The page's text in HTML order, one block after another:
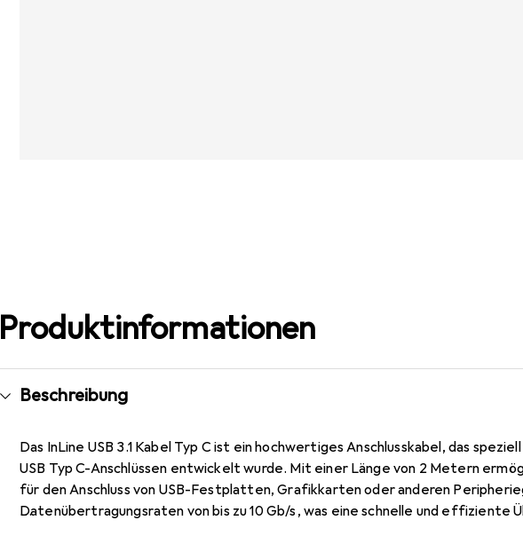
Produktinformationen
Beschreibung
Das InLine USB 3.1 Kabel Typ C ist ein hochwertiges Anschlusskabel, das
USB Typ C-Anschlüssen entwickelt wurde. Mit einer Länge von 2 Metern
für den Anschluss von USB-Festplatten, Grafikkarten oder anderen
Datenübertragungsraten von bis zu 10 Gb/s, was eine schnelle und